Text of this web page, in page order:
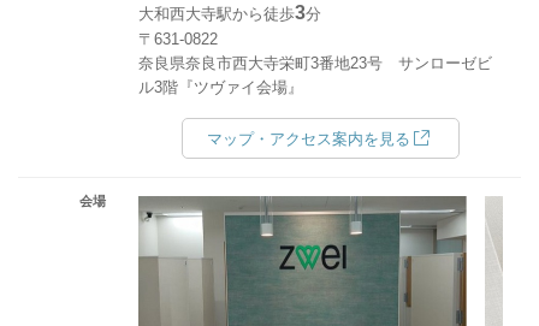
大和西大寺駅から徒歩3分
〒631-0822
奈良県奈良市西大寺栄町3番地23号 サンローゼビ
ル3階『ツヴァイ会場』
マップ・アクセス案内を見る
会場